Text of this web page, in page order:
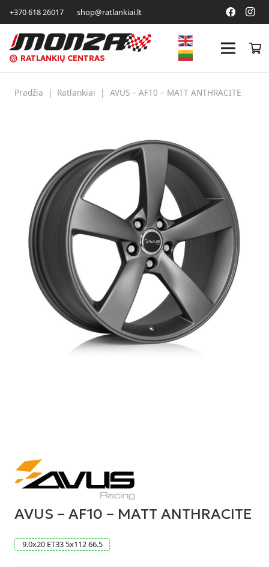
+370 618 26017 shop@ratlankiai.lt
RATLANKIŲ CENTRAS
Pradžia | Ratlankiai | AVUS – AF10 – MATT ANTHRACITE
AVUS – AF10 – MATT ANTHRACITE
9.0x20 ET33 5x11266.5